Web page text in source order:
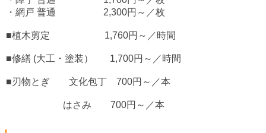
・網戸 普通 2,300円～／枚
■植木剪定 1,760円～／時間
■修繕 (大工・塗装） 1,700円～／時間
■刃物とぎ 文化包丁 700円～／本
はさみ 700円～／本